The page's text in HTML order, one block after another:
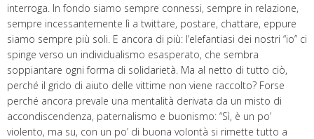
interroga. In fondo siamo sempre connessi, sempre in relazione,
sempre incessantemente lì a twittare, postare, chattare, eppure
siamo sempre più soli. E ancora di più: l’elefantiasi dei nostri “io” ci
spinge verso un individualismo esasperato, che sembra
soppiantare ogni forma di solidarietà. Ma al netto di tutto ciò,
perché il grido di aiuto delle vittime non viene raccolto? Forse
perché ancora prevale una mentalità derivata da un misto di
accondiscendenza, paternalismo e buonismo: “Sì, è un po’
violento, ma su, con un po’ di buona volontà si rimette tutto a